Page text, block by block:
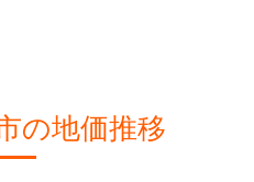
の地価推移